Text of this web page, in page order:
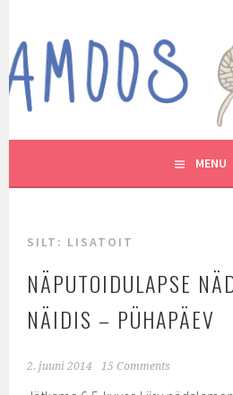
content
MUTUKAMOOS
ARENDAVAID TEGEVUSI
MENU
SILT: LISATOIT
NÄPUTOIDULAPSE
NÄIDIS – PÜHAPÄEV
2. juuni 2014 15 Comments